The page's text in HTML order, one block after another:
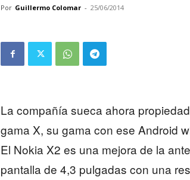
Por Guillermo Colomar - 25/06/2014
La compañía sueca ahora
gama X, su gama con ese Android
El Nokia X2 es una mejora de la
pantalla de 4,3 pulgadas con una